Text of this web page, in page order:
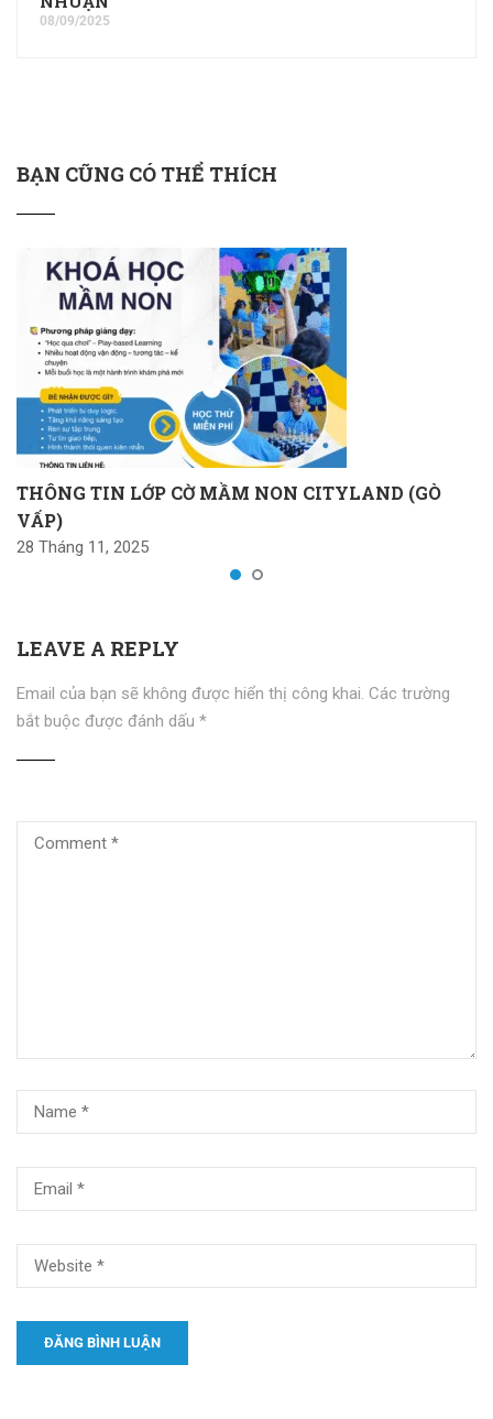
08/09/2025
BẠN CŨNG CÓ THỂ THÍCH
THÔNG TIN LỚP CỜ MẦM NON CITYLAND (GÒ
VẤP)
28 Tháng 11, 2025
LEAVE A REPLY
Email của bạn sẽ không được hiển thị công khai. Các trường
bắt buộc được đánh dấu *